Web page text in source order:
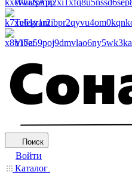
WhatsApp
Telegram
Viber
Поиск
Войти
Каталог